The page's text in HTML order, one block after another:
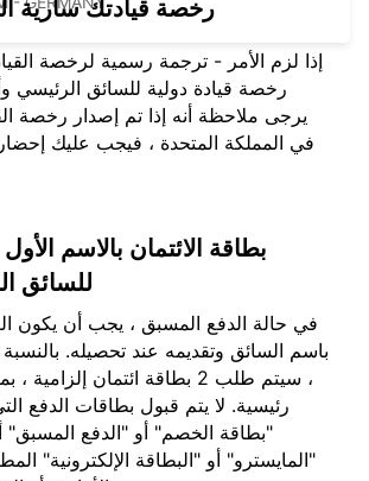
رخصة قيادتك سارية
إذا لزم الأمر - ترجمة رسمية لرخصة
رخصة قيادة دولية للسائق
يرجى ملاحظة أنه إذا تم إصدار رخصة
في المملكة المتحدة ، فيجب عليك
بطاقة الائتمان بالاسم الأول
للسائق
في حالة الدفع المسبق ، يجب أن يكون
باسم السائق وتقديمه عند تحصيله.
، سيتم طلب 2 بطاقة ائتمان
رئيسية. لا يتم قبول بطاقات الدفع
"بطاقة الخصم" أو "الدفع المسبق"
"المايسترو" أو "البطاقة الإلكترونية"